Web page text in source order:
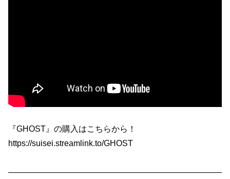
『GHOST』の購入はこちらから！
https://suisei.streamlink.to/GHOST
——————————————————————————